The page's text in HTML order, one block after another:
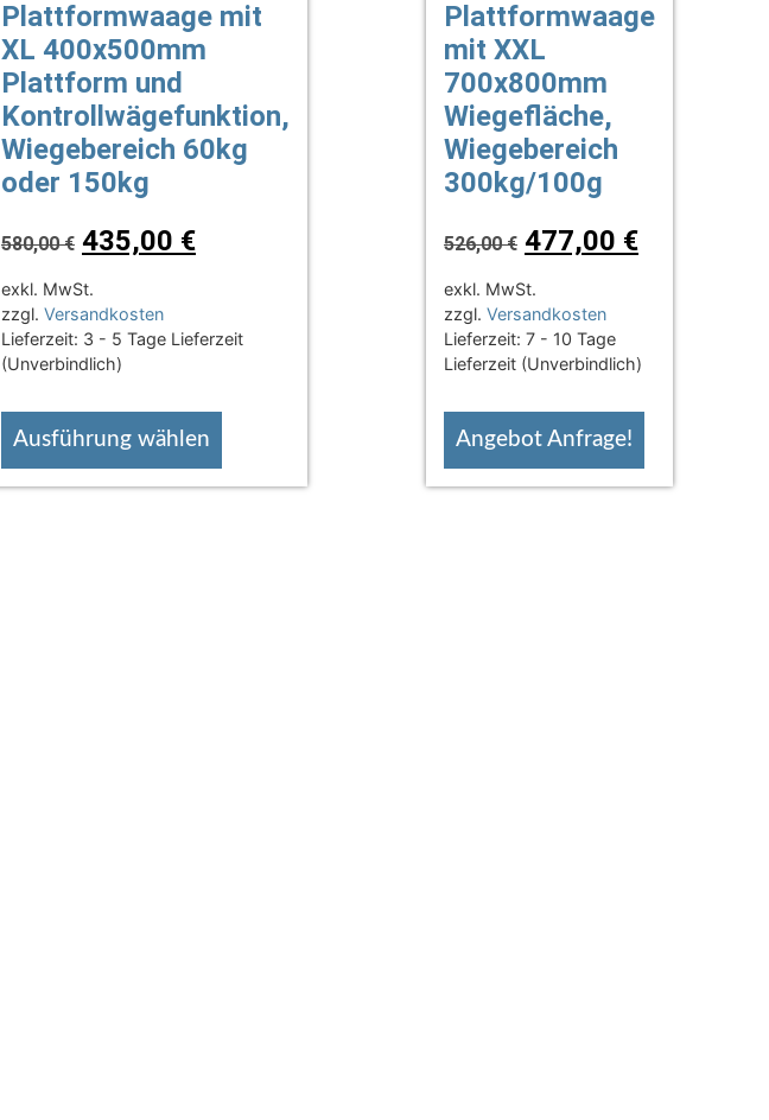
Plattformwaage mit
XL 400x500mm
Plattform und
Kontrollwägefunktion,
Wiegebereich 60kg
oder 150kg
580,00€ 435,00 €
exkl. MwSt.
zzgl. Versandkosten
Lieferzeit: 3 - 5 Tage Lieferzeit
(Unverbindlich)
Ausführung wählen
Plattformwaage
mit XXL
700x800mm
Wiegefläche,
Wiegebereich
300kg/100g
526,00€ 477,00 €
exkl. MwSt.
zzgl. Versandkosten
Lieferzeit: 7 - 10 Tage
Lieferzeit (Unverbindlich)
Angebot Anfrage!